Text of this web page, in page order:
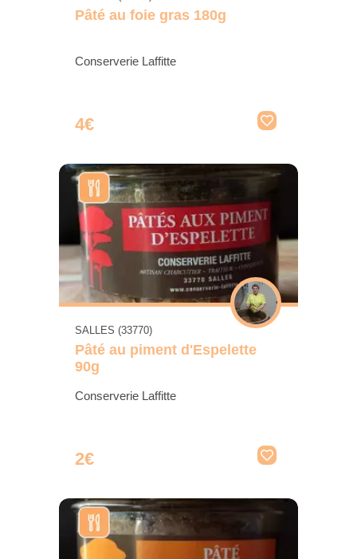
Pâté au foie gras 180g
Conserverie Laffitte
4€
SALLES (33770)
Pâté au piment d'Espelette
90g
Conserverie Laffitte
2€